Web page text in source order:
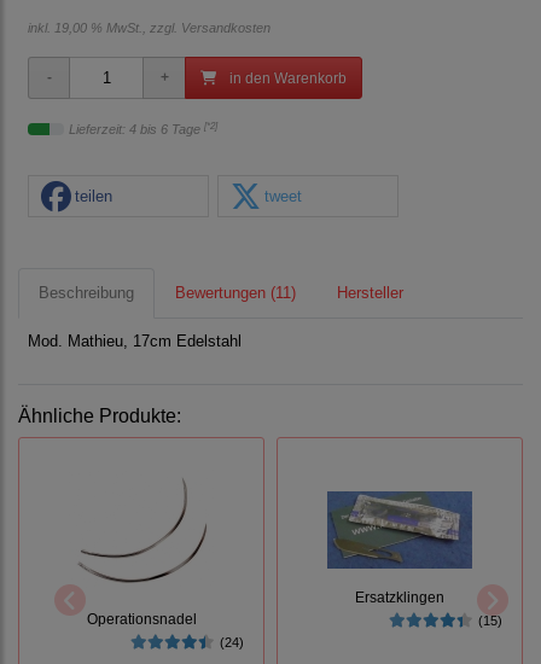
inkl. 19,00 % MwSt., zzgl. Versandkosten
in den Warenkorb
Lieferzeit: 4 bis 6 Tage [*2]
teilen tweet
Beschreibung Bewertungen (11) Hersteller
Mod. Mathieu, 17cm Edelstahl
Ähnliche Produkte:
Operationsnadel
(24)
Ersatzklingen
(15)